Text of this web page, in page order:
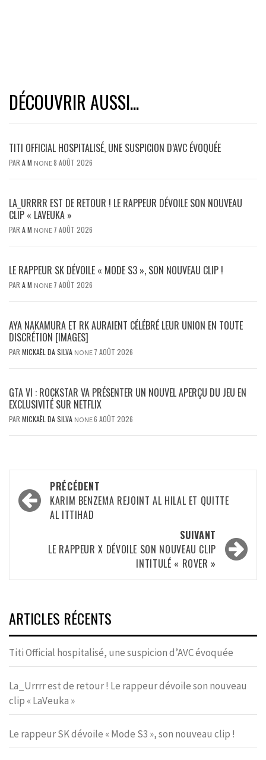
DÉCOUVRIR AUSSI...
TITI OFFICIAL HOSPITALISÉ, UNE SUSPICION D’AVC ÉVOQUÉE
PAR A M NONE8 AOÛT 2026
LA_URRRR EST DE RETOUR ! LE RAPPEUR DÉVOILE SON NOUVEAU
CLIP « LAVEUKA »
PAR A M NONE 7 AOÛT 2026
LE RAPPEUR SK DÉVOILE « MODE S3 », SON NOUVEAU CLIP !
PAR A M NONE 7 AOÛT 2026
AYA NAKAMURA ET RK AURAIENT CÉLÉBRÉ LEUR UNION EN TOUTE
DISCRÉTION [IMAGES]
PAR MICKAËL DA SILVA NONE 7 AOÛT 2026
GTA VI : ROCKSTAR VA PRÉSENTER UN NOUVEL APERÇU DU JEU EN
EXCLUSIVITÉ SUR NETFLIX
PAR MICKAËL DA SILVA NONE6 AOÛT 2026
Navigation
d’article
PRÉCÉDENT
KARIM BENZEMA REJOINT AL HILAL ET QUITTE
AL ITTIHAD
SUIVANT
LE RAPPEUR X DÉVOILE SON NOUVEAU CLIP
INTITULÉ « ROVER »
ARTICLES RÉCENTS
Titi Official hospitalisé, une suspicion d’AVC évoquée
La_Urrrr est de retour ! Le rappeur dévoile son nouveau
clip « LaVeuka »
Le rappeur SK dévoile « Mode S3 », son nouveau clip !